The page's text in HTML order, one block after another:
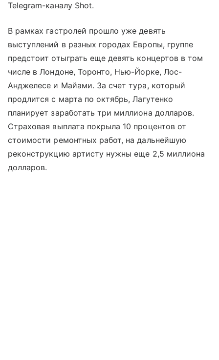
Telegram-каналу Shot.
В рамках гастролей прошло уже девять
выступлений в разных городах Европы, группе
предстоит отыграть еще девять концертов в том
числе в Лондоне, Торонто, Нью-Йорке, Лос-
Анджелесе и Майами. За счет тура, который
продлится с марта по октябрь, Лагутенко
планирует заработать три миллиона долларов.
Страховая выплата покрыла 10 процентов от
стоимости ремонтных работ, на дальнейшую
реконструкцию артисту нужны еще 2,5 миллиона
долларов.